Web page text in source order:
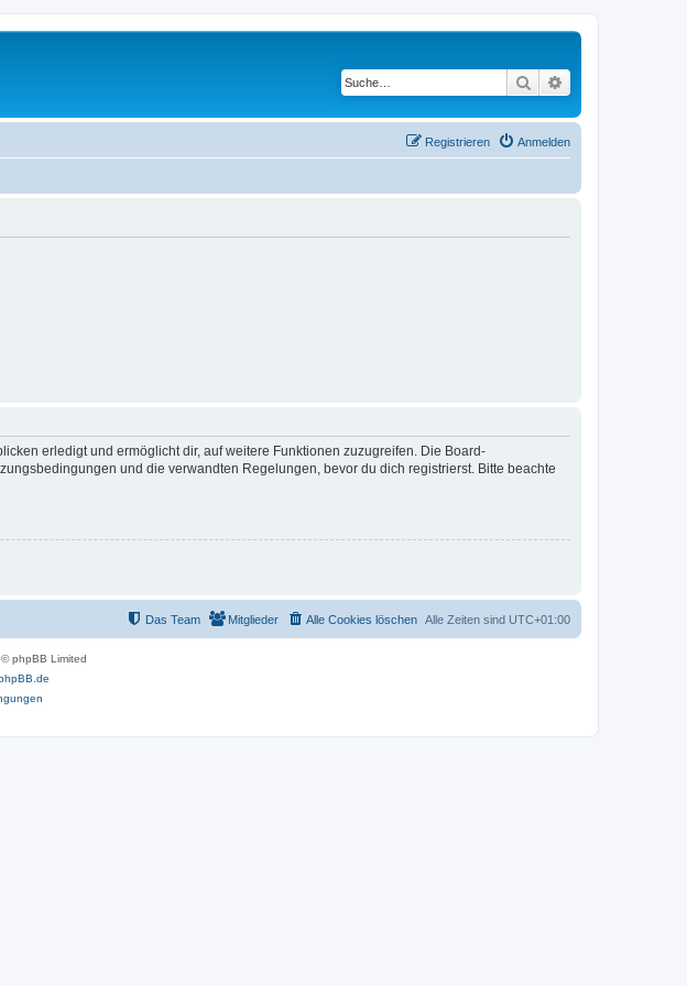
Suche
Anmelden
Registrieren
erledigt und ermöglicht dir, auf weitere Funktionen zuzugreifen. Die Board-
und die verwandten Regelungen, bevor du dich registrierst. Bitte beachte
Alle Zeiten sind UTC+01:00
Alle Cookies löschen
Mitglieder
Das Team
phpBB Limited